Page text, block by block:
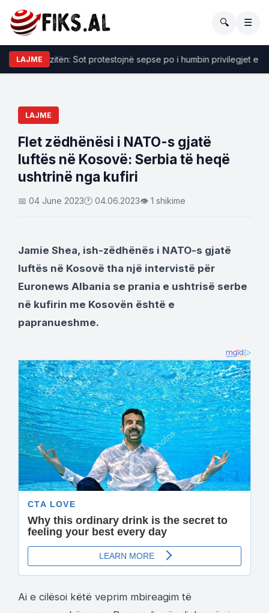
🔍 ☰
LAJME
për opozitën: Sot protestojnë sepse po i humbin privilegjet e tyre
LAJME
Flet zëdhënësi i NATO-s gjatë
luftës në Kosovë: Serbia të heqë
ushtrinë nga kufiri
📅 04 June 2023🕐 04.06.2023👁 1 shikime
Jamie Shea, ish-zëdhënës i NATO-s gjatë
luftës në Kosovë tha një intervistë për
Euronews Albania se prania e ushtrisë serbe
në kufirin me Kosovën është e
papranueshme.
Ai e cilësoi këtë veprim mbireagim të